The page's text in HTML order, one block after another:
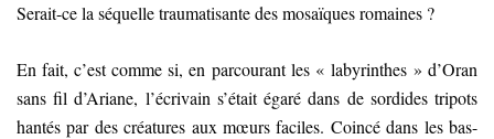
Serait-ce la séquelle traumatisante des mosaïques romaines ?
En fait, c’est comme si, en parcourant les « labyrinthes » d’Oran
sans fil d’Ariane, l’écrivain s’était égaré dans de sordides tripots
hantés par des créatures aux mœurs faciles. Coincé dans les bas-